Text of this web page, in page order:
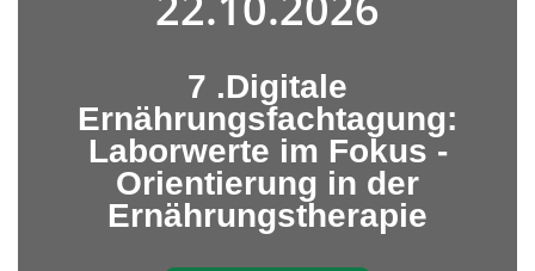
7 .Digitale
Ernährungsfachtagung:
Laborwerte im Fokus -
Orientierung in der
Ernährungstherapie